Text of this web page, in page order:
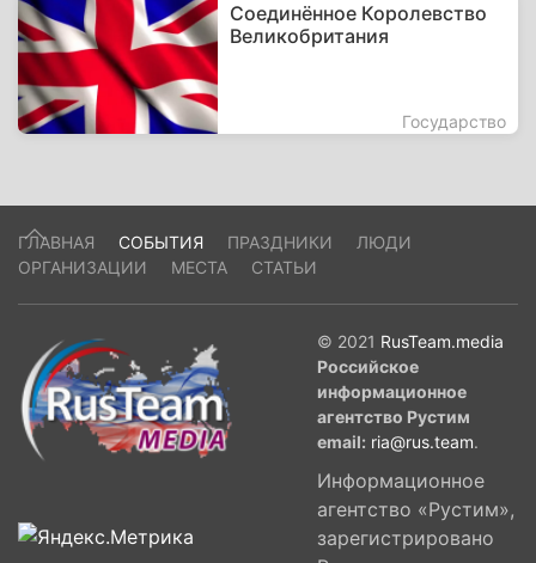
Соединённое Королевство
Великобритания
Государство
ГЛАВНАЯ СОБЫТИЯ ПРАЗДНИКИ
ЛЮДИ
ОРГАНИЗАЦИИ
МЕСТА СТАТЬИ
© 2021 RusTeam.media
Российское
информационное
агентство Рустим
email: ria@rus.team.
Информационное
агентство «Рустим»,
зарегистрировано